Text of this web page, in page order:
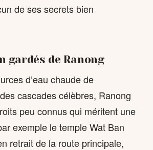
de ses secrets bien
gardés de Ranong
d’eau chaude de
cascades célèbres, Ranong
peu connus qui méritent une
exemple le temple Wat Ban
retrait de la route principale,